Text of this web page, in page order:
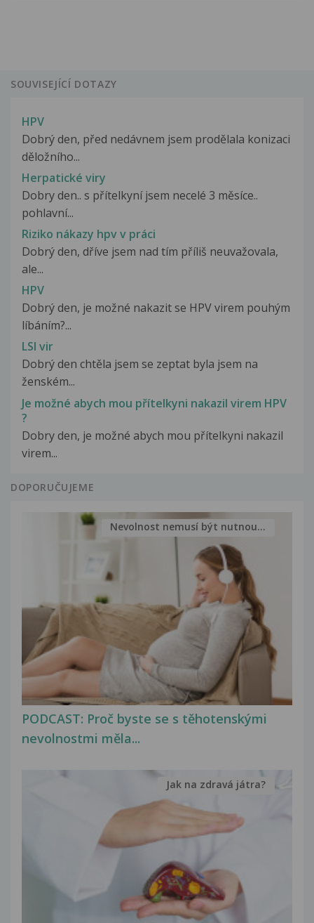
SOUVISEJÍCÍ DOTAZY
HPV
Dobrý den, před nedávnem jsem prodělala konizaci
děložního...
Herpatické viry
Dobry den.. s přítelkyní jsem necelé 3 měsíce..
pohlavní...
Riziko nákazy hpv v práci
Dobrý den, dříve jsem nad tím příliš neuvažovala,
ale...
HPV
Dobrý den, je možné nakazit se HPV virem pouhým
líbáním?...
LSI vir
Dobrý den chtěla jsem se zeptat byla jsem na
ženském...
Je možné abych mou přítelkyni nakazil virem HPV
?
Dobry den, je možné abych mou přítelkyni nakazil
virem...
DOPORUČUJEME
PODCAST: Proč byste se s těhotenskými
nevolnostmi měla...
Nevolnost nemusí být nutnou...
Jak na zdravá játra?